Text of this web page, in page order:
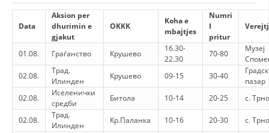
HISTORIA E LËVIZJES
HISTORIA E KRYQIT TË KUQ
Data
Aksion per
dhurimin e
gjakut
OKKK
Koha e
mbajtjes
Numri
I
pritur
01.08. Граѓанство Крушево
16.30-
22.30
70-80
Музеј
02.08.
Трад.
Илинден
Крушево 09-15 30-40
пазар
02.08.
Иселенички
средби
Битола 10-14 20-25 с.
02.08.
Трад.
Илинден
Кр.Паланка 10-16 20-30 с.